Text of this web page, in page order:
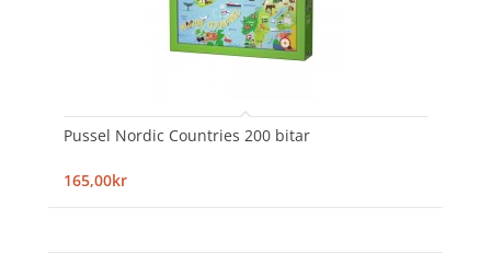
Pussel Nordic Countries 200 bitar
165,00kr